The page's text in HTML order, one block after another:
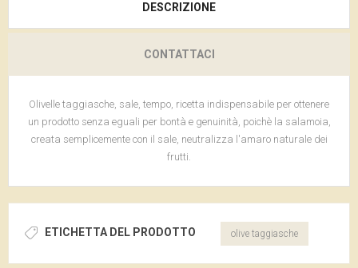
DESCRIZIONE
CONTATTACI
Olivelle taggiasche, sale, tempo, ricetta indispensabile per ottenere
un prodotto senza eguali per bontà e genuinità, poichè la salamoia,
creata semplicemente con il sale, neutralizza l'amaro naturale dei
frutti.
ETICHETTA DEL PRODOTTO olive taggiasche